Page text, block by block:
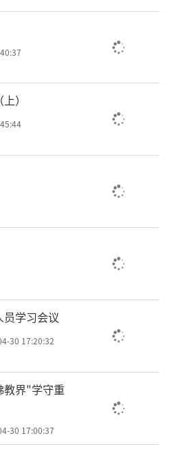
好时机
弟子修福报的机会，如
之首。说我也不能讲
弥陀佛总可以吧？我想
蚁，路上到处有各种虫
阿弥陀佛，这叫法布
念念，你有什么希求
吗？没有呀！所以，你
生，不住色布施，这叫
布施的功德大多少
个随时就消灭了，他用
他说一句法，他永远享
虫，乃至一切的小生
闻到这一句法的利益，
）
学习会议
30 17:20:32
教界"学守重
30 17:00:37